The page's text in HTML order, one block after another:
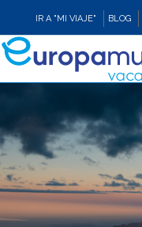
IR A "MI VIAJE" BLOG